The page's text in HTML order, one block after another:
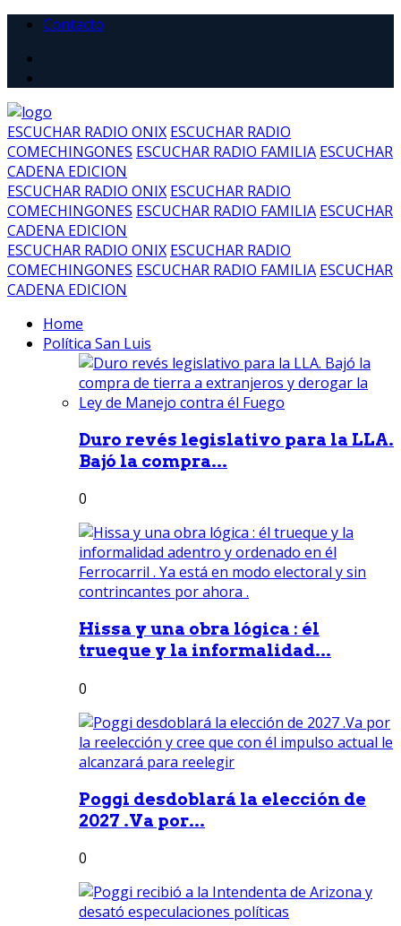
Contacto
ESCUCHAR RADIO ONIX ESCUCHAR RADIO
COMECHINGONES ESCUCHAR RADIO FAMILIA ESCUCHAR
CADENA EDICION
ESCUCHAR RADIO ONIX ESCUCHAR RADIO
COMECHINGONES ESCUCHAR RADIO FAMILIA ESCUCHAR
CADENA EDICION
ESCUCHAR RADIO ONIX ESCUCHAR RADIO
COMECHINGONES ESCUCHAR RADIO FAMILIA ESCUCHAR
CADENA EDICION
Home
Política San Luis
Duro revés legislativo para la LLA.
Bajó la compra...
0
Hissa y una obra lógica : él
trueque y la informalidad...
0
Poggi desdoblará la elección de
2027 .Va por...
0